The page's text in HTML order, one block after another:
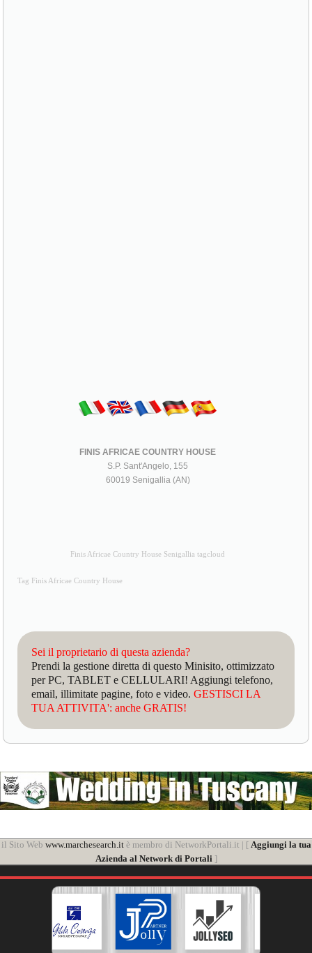
FINIS AFRICAE COUNTRY HOUSE
S.P. Sant'Angelo, 155
60019 Senigallia (AN)
Finis Africae Country House Senigallia tagcloud
Tag Finis Africae Country House
Sei il proprietario di questa azienda?
Prendi la gestione diretta di questo Minisito, ottimizzato
per PC, TABLET e CELLULARI! Aggiungi telefono,
email, illimitate pagine, foto e video.GESTISCI LA
TUA ATTIVITA': anche GRATIS!
il Sito Web www.marchesearch.itè membro di NetworkPortali.it | [ Aggiungi la tua
Azienda al Network di Portali]